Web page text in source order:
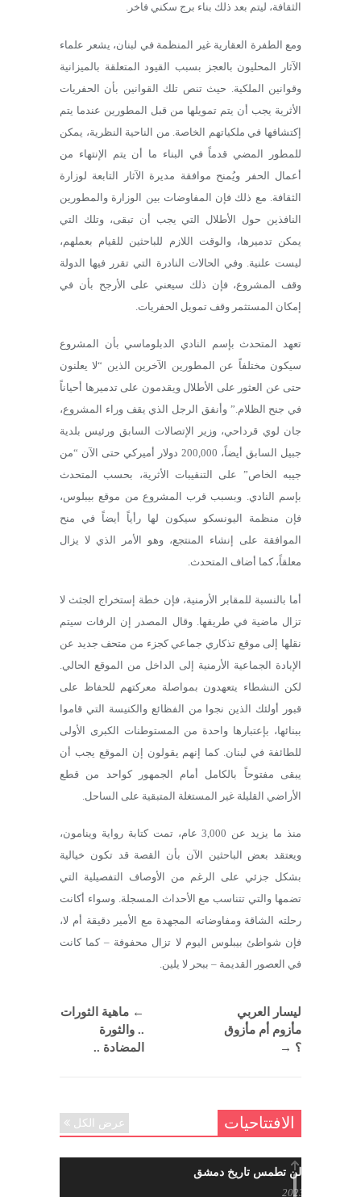
الثقافة، ليتم بعد ذلك بناء برج سكني فاخر.
ومع الطفرة العقارية غير المنظمة في لبنان، يشعر علماء
الآثار المحليون بالعجز بسبب القيود المتعلقة بالميزانية
وقوانين الملكية. حيث تنص تلك القوانين بأن الحفريات
الأثرية يجب أن يتم تمويلها من قبل المطورين عندما يتم
إكتشافها في ملكياتهم الخاصة. من الناحية النظرية، يمكن
للمطور المضي قدماً في البناء ما أن يتم الإنتهاء من
أعمال الحفر ويُمنح موافقة مديرة الآثار التابعة لوزارة
الثقافة. مع ذلك فإن المفاوضات بين الوزارة والمطورين
النافذين حول الأطلال التي يجب أن تبقى، وتلك التي
يمكن تدميرها، والوقت اللازم للباحثين للقيام بعملهم،
ليست علنية. وفي الحالات النادرة التي تقرر فيها الدولة
وقف المشروع، فإن ذلك سيعني على الأرجح بأن في
إمكان المستثمر وقف تمويل الحفريات.
تعهد المتحدث بإسم النادي الدبلوماسي بأن المشروع
سيكون مختلفاً عن المطورين الآخرين الذين “لا يعلنون
حتى عن العثور على الأطلال ويقدمون على تدميرها أحياناً
في جنح الظلام.” وأنفق الرجل الذي يقف وراء المشروع،
جان لوي قرداحي، وزير الإتصالات السابق ورئيس بلدية
جبيل السابق أيضاً، 200,000 دولار أميركي حتى الآن “من
جيبه الخاص” على التنقيبات الأثرية، بحسب المتحدث
بإسم النادي. وبسبب قرب المشروع من موقع بيبلوس،
فإن منظمة اليونسكو سيكون لها رأياً أيضاً في منح
الموافقة على إنشاء المنتجع، وهو الأمر الذي لا يزال
معلقاً، كما أضاف المتحدث.
أما بالنسبة للمقابر الأرمنية، فإن خطة إستخراج الجثث لا
تزال ماضية في طريقها. وقال المصدر إن الرفات سيتم
نقلها إلى موقع تذكاري جماعي كجزء من متحف جديد عن
الإبادة الجماعية الأرمنية إلى الداخل من الموقع الحالي.
لكن النشطاء يتعهدون بمواصلة معركتهم للحفاظ على
قبور أولئك الذين نجوا من الفظائع والكنيسة التي قاموا
ببنائها، بإعتبارها واحدة من المستوطنات الكبرى الأولى
للطائفة في لبنان. كما إنهم يقولون إن الموقع يجب أن
يبقى مفتوحاً بالكامل أمام الجمهور كواحد من قطع
الأراضي القليلة غير المستغلة المتبقية على الساحل.
منذ ما يزيد عن 3,000 عام، تمت كتابة رواية وينامون،
ويعتقد بعض الباحثين الآن بأن القصة قد تكون خيالية
بشكل جزئي على الرغم من الأوصاف التفصيلية التي
تضمها والتي تتناسب مع الأحداث المسجلة. وسواء أكانت
رحلته الشاقة ومفاوضاته المجهدة مع الأمير دقيقة أم لا،
فإن شواطئ بيبلوس اليوم لا تزال محفوفة – كما كانت
في العصور القديمة – ببحر لا يلين.
← ماهية الثورات
.. والثورة
المضادة ..
ليسار العربي
مأزوم أم مأزوق
؟ →
الافتتاحيات عرض الكل
حرائقكم لن تطمس تاريخ دمشق